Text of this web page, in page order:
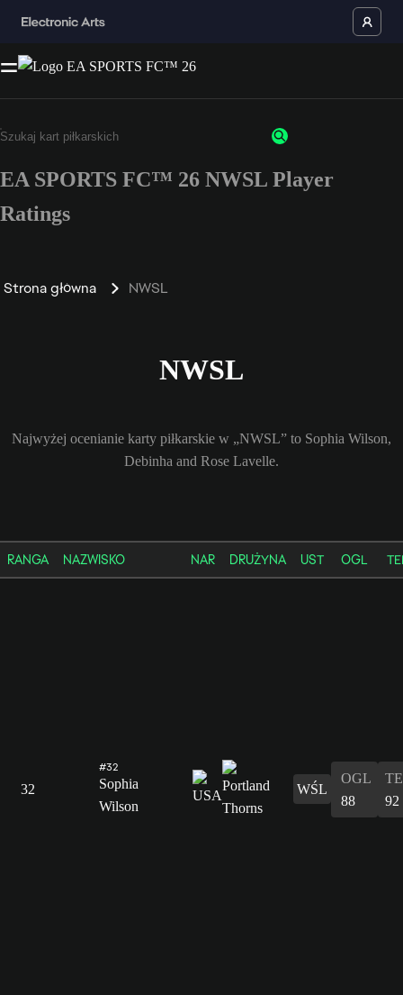
EA SPORTS FC™ 26 NWSL Player
Ratings
Strona główna NWSL
NWSL
Najwyżej ocenianie karty piłkarskie w „NWSL” to Sophia Wilson,
Debinha and Rose Lavelle.
RANGA NAZWISKO NAR DRUŻYNA UST OGL
32
#32
Sophia
Wilson
WŚL
OGL
88
92